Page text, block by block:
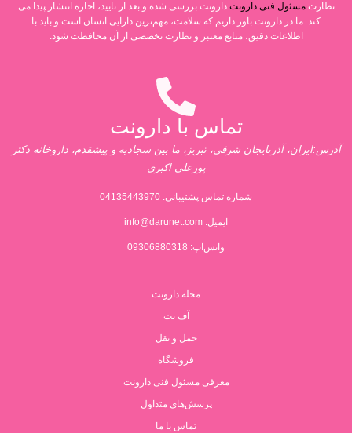
نظارتمسئول فنی دارونت دارونت بررسی شده و بعد از تایید، اجازه انتشار پیدا می
کند. ما در دارونت باور داریم که سلامت، مهم‌ترین دارایی انسان است و باید با
اطلاعات دقیق، منابع معتبر و نظارت تخصصی از آن محافظت شود.
تماس با دارونت
آدرس:ایران، آذربایجان شرقی، تبریز، ما بین سجادیه و پیشقدم، داروخانه دکتر
پورعلی اکبری
شماره تماس پشتیبانی: 04135443970
ایمیل: info@darunet.com
واتس‌اپ: 09306880318
مجله دارونت
آف نت
حمل و نقل
فروشگاه
معرفی مسئول فنی دارونت
پرسش‌های متداول
تماس با ما